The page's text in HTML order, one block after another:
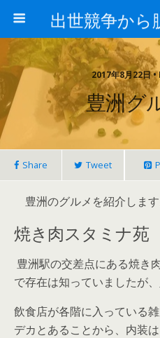
2017年8月22日
豊洲グ
Share Tweet
豊洲のグルメを紹介します
焼き肉スタミナ苑
豊洲駅の交差点にある焼き
で存在は知っていましたが
飲食店が各階に入っている
デカとあることから、内装